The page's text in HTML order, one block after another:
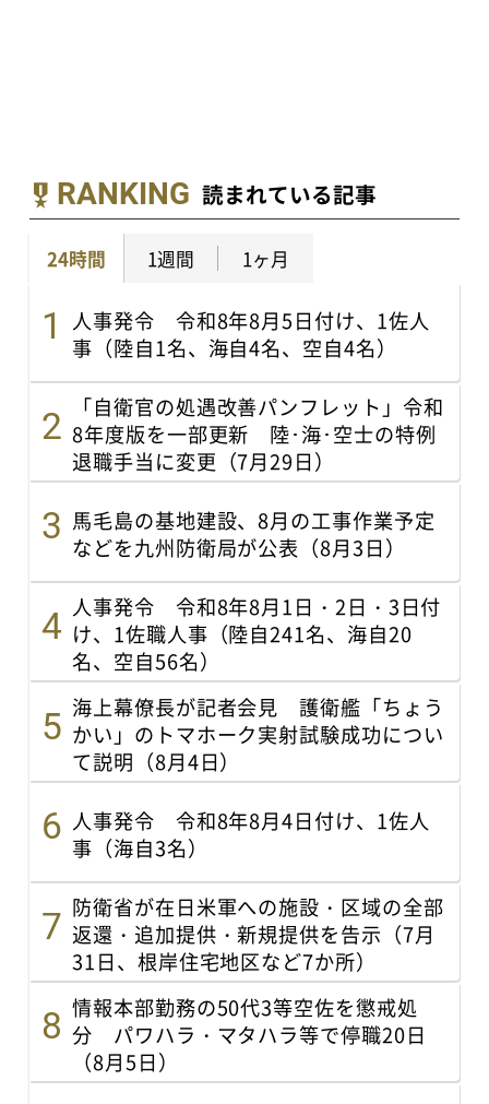
RANKING 読まれている記事
24時間 1週間 1ヶ月
人事発令 令和8年8月5日付け、1佐人
事（陸自1名、海自4名、空自4名）
「自衛官の処遇改善パンフレット」令和
8年度版を一部更新 陸･海･空士の特例
退職手当に変更（7月29日）
馬毛島の基地建設、8月の工事作業予定
などを九州防衛局が公表（8月3日）
人事発令 令和8年8月1日・2日・3日付
け、1佐職人事（陸自241名、海自20
名、空自56名）
海上幕僚長が記者会見 護衛艦「ちょう
かい」のトマホーク実射試験成功につい
て説明（8月4日）
人事発令 令和8年8月4日付け、1佐人
事（海自3名）
防衛省が在日米軍への施設・区域の全部
返還・追加提供・新規提供を告示（7月
31日、根岸住宅地区など7か所）
情報本部勤務の50代3等空佐を懲戒処
分 パワハラ・マタハラ等で停職20日
（8月5日）